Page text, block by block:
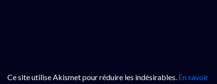
Ce site utilise Akismet pour réduire les indésirables. En savoir